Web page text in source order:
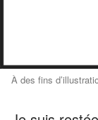
À des fins